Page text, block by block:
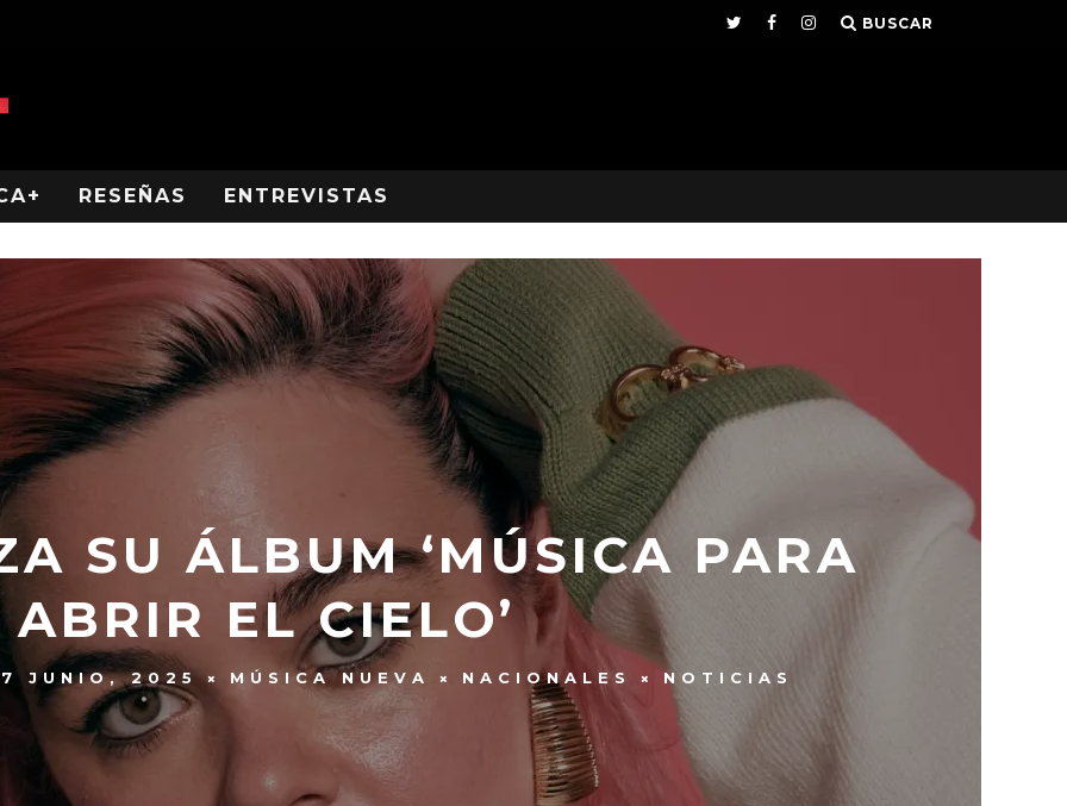
BUSCAR
RESEÑAS ENTREVISTAS
SU ÁLBUM ‘MÚSICA PARA
ABRIR EL CIELO’
JUNIO, 2025 MÚSICA NUEVA NACIONALES NOTICIAS